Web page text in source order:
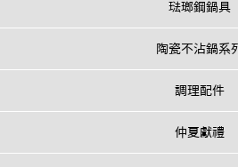
琺瑯鋼鍋具
陶瓷不沾鍋系
調理配件
仲夏獻禮